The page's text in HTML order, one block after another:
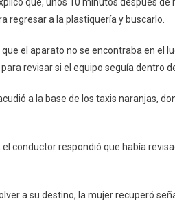
que, unos 10 minutos después
regresar a la plastiquería y buscarlo.
el aparato no se encontraba en el
revisar si el equipo seguía dentro
a la base de los taxis naranjas,
el conductor respondió que había
a su destino, la mujer recuperó